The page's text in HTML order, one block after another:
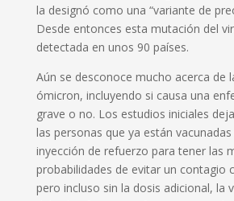
la designó como una “variante de
Desde entonces esta mutación del
detectada en unos 90 países.
Aún se desconoce mucho acerca de
ómicron, incluyendo si causa una
grave o no. Los estudios iniciales
las personas que ya están
inyección de refuerzo para tener las
probabilidades de evitar un contagio
pero incluso sin la dosis adicional, la